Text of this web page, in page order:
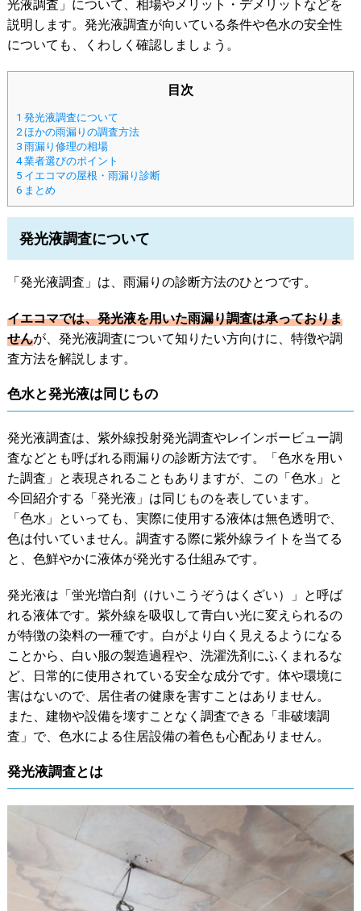
光液調査」について、相場やメリット・デメリットなどを
説明します。発光液調査が向いている条件や色水の安全性
についても、くわしく確認しましょう。
目次
1 発光液調査について
2ほかの雨漏りの調査方法
3雨漏り修理の相場
4業者選びのポイント
5イエコマの屋根・雨漏り診断
6まとめ
発光液調査について
「発光液調査」は、雨漏りの診断方法のひとつです。
イエコマでは、発光液を用いた雨漏り調査は承っておりま
せんが、発光液調査について知りたい方向けに、特徴や調
査方法を解説します。
色水と発光液は同じもの
発光液調査は、紫外線投射発光調査やレインボービュー調
査などとも呼ばれる雨漏りの診断方法です。「色水を用い
た調査」と表現されることもありますが、この「色水」と
今回紹介する「発光液」は同じものを表しています。
「色水」といっても、実際に使用する液体は無色透明で、
色は付いていません。調査する際に紫外線ライトを当てる
と、色鮮やかに液体が発光する仕組みです。
発光液は「蛍光増白剤（けいこうぞうはくざい）」と呼ば
れる液体です。紫外線を吸収して青白い光に変えられるの
が特徴の染料の一種です。白がより白く見えるようになる
ことから、白い服の製造過程や、洗濯洗剤にふくまれるな
ど、日常的に使用されている安全な成分です。体や環境に
害はないので、居住者の健康を害すことはありません。
また、建物や設備を壊すことなく調査できる「非破壊調
査」で、色水による住居設備の着色も心配ありません。
発光液調査とは